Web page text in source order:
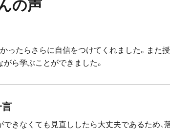
の声
ったらさらに自信をつけてくれました。また
ら学ぶことができました。
きなくても見直ししたら大丈夫であるため、